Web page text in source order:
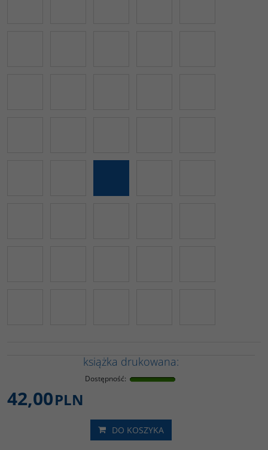
książka drukowana:
Dostępność:
42,00PLN
DO KOSZYKA